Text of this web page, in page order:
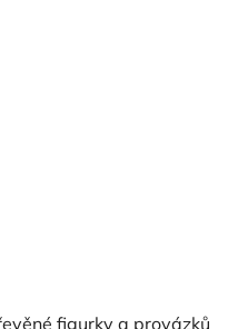
figurky a provázků